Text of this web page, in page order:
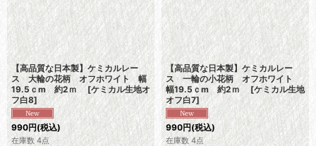
【高品質な日本製】ケミカルレー
ス 大輪の花柄 オフホワイト 幅
19.5ｃm 約2ｍ [ケミカル生地オ
フ白8]
990円(税込)
在庫数 4点
【高品質な日本製】ケミカルレー
ス 一輪の小花柄 オフホワイト
幅19.5ｃm 約2ｍ [ケミカル生地
オフ白7]
990円(税込)
在庫数 4点